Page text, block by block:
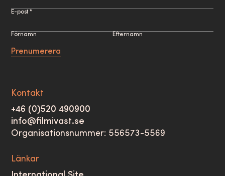
E-post *
Förnamn Efternamn
Prenumerera
Kontakt
+46 (0)520 490900
info@filmivast.se
Organisationsnummer: 556573-5569
Länkar